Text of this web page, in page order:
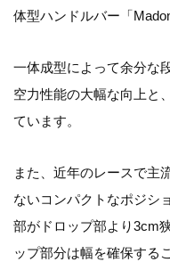
体型ハンドルバー「
一体成型によって余分な
空力性能の大幅な向上と
ています。
また、近年のレースで主
ないコンパクトなポジシ
部がドロップ部より3cm
ップ部分は幅を確保する